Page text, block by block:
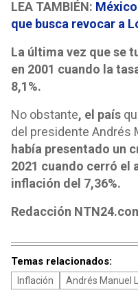
LEA TAMBIÉN:
que busca revocar a
La última vez que se
en 2001 cuando la
8,1%.
No obstante, el país
del presidente Andrés
había presentado un
2021 cuando cerró el
inflación del 7,36%.
Redacción
Temas relacionados:
Inflación Andrés Manuel